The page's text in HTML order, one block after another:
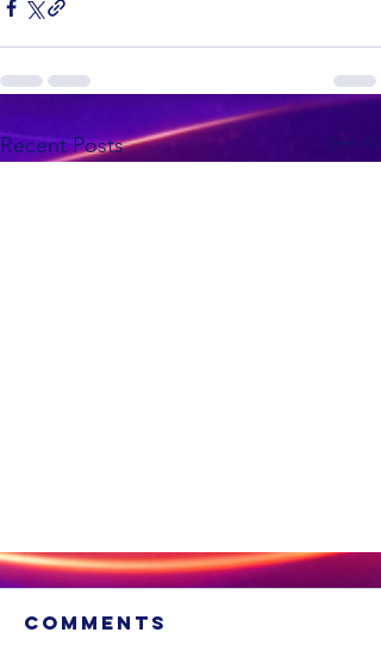
Recent Posts See All
Comments